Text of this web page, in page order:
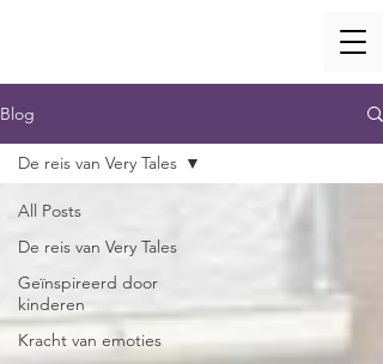
Blog
All Posts
De reis van Very Tales
Geïnspireerd door
kinderen
Kracht van emoties
De reis van Very Tales